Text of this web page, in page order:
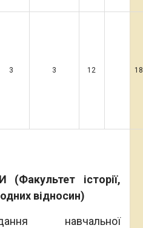
3 3 12 18
історії,
відносин)
навчальної